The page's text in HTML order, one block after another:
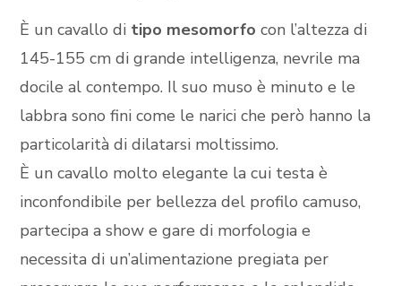
È un cavallo di tipo mesomorfo con l’altezza di
145-155 cm di grande intelligenza, nevrile ma
docile al contempo. Il suo muso è minuto e le
labbra sono fini come le narici che però hanno la
particolarità di dilatarsi moltissimo.
È un cavallo molto elegante la cui testa è
inconfondibile per bellezza del profilo camuso,
partecipa a show e gare di morfologia e
necessita di un’alimentazione pregiata per